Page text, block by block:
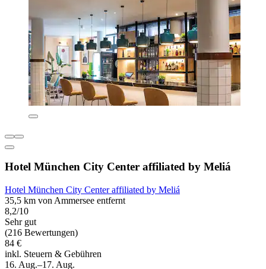
Hotel München City Center affiliated by Meliá
Hotel München City Center affiliated by Meliá
35,5 km von Ammersee entfernt
8,2/10
Sehr gut
(216 Bewertungen)
84 €
inkl. Steuern & Gebühren
16. Aug.–17. Aug.